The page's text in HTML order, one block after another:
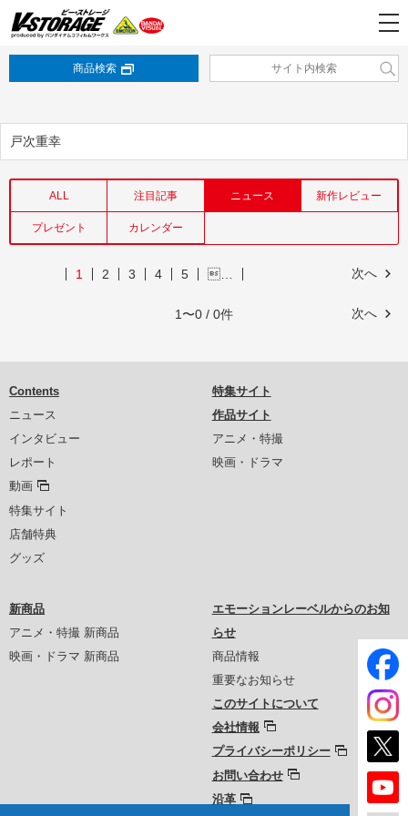
商品検索
戸次重幸
ALL 注目記事 ニュース 新作レビュー
プレゼント カレンダー
次へ
1 2 3 4 5 …
次へ
1〜0 / 0件
Contents
ニュース
インタビュー
レポート
動画
特集サイト
店舗特典
グッズ
特集サイト
作品サイト
アニメ・特撮
映画・ドラマ
新商品
アニメ・特撮 新商品
映画・ドラマ 新商品
エモーションレーベルからのお知
らせ
商品情報
重要なお知らせ
このサイトについて
会社情報
プライバシーポリシー
お問い合わせ
沿革